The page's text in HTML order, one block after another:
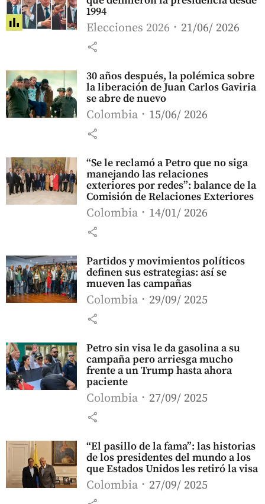
1994
Elecciones 2026 21/06/ 2026
share
30 años después, la polémica sobre
la liberación de Juan Carlos Gaviria
se abre de nuevo
Colombia 15/06/ 2026
share
“Se le reclamó a Petro que no siga
manejando las relaciones
exteriores por redes”: balance de la
Comisión de Relaciones Exteriores
Colombia 14/01/ 2026
share
Partidos y movimientos políticos
definen sus estrategias: así se
mueven las campañas
Colombia 29/09/ 2025
share
Petro sin visa le da gasolina a su
campaña pero arriesga mucho
frente a un Trump hasta ahora
paciente
Colombia 27/09/ 2025
share
“El pasillo de la fama”: las historias
de los presidentes del mundo a los
que Estados Unidos les retiró la visa
Colombia 27/09/ 2025